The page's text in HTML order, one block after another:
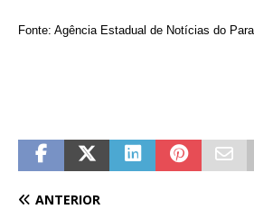
Fonte: Agência Estadual de Notícias do
ANTERIOR